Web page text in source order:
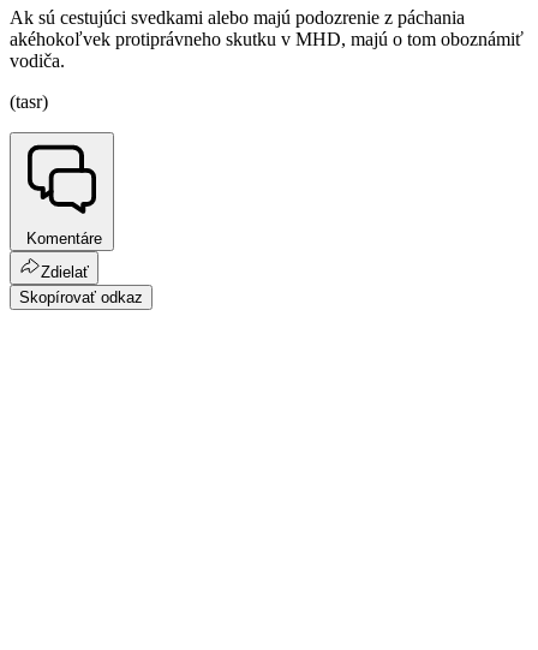
Ak sú cestujúci svedkami alebo majú podozrenie z páchania
akéhokoľvek protiprávneho skutku v MHD, majú o tom oboznámiť
vodiča.
(tasr)
Komentáre
Zdielať
Skopírovať odkaz